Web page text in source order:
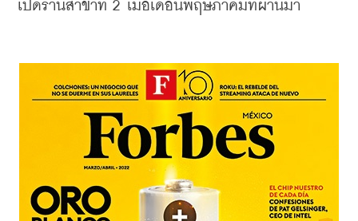
เปิดร้านสาขาที่ 2 เมื่อเดือนพฤษภาคมที่ผ่านมา